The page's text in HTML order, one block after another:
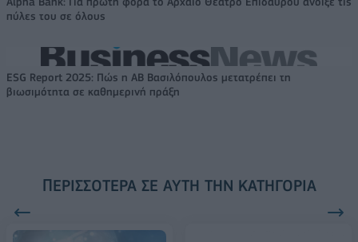
πύλες του σε όλους
ESG Report 2025: Πώς η ΑΒ Βασιλόπουλος μετατρέπει τη
βιωσιμότητα σε καθημερινή πράξη
ΠΕΡΙΣΣΌΤΕΡΑ ΣΕ ΑΥΤΉ ΤΗΝ ΚΑΤΗΓΟΡΊΑ